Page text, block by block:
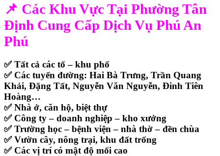
📌 Các Khu Vực Tại Phường Tân
Định Cung Cấp Dịch Vụ Phú An
Phú
✅ Tất cả các tổ – khu phố
✅ Các tuyến đường: Hai Bà Trưng, Trần Quang
Khải, Đặng Tất, Nguyễn Văn Nguyễn, Đinh Tiên
Hoàng…
✅ Nhà ở, căn hộ, biệt thự
✅ Công ty – doanh nghiệp – kho xưởng
✅ Trường học – bệnh viện – nhà thờ – đền chùa
✅ Vườn cây, nông trại, khu đất trống
✅ Các vị trí có mật độ mối cao